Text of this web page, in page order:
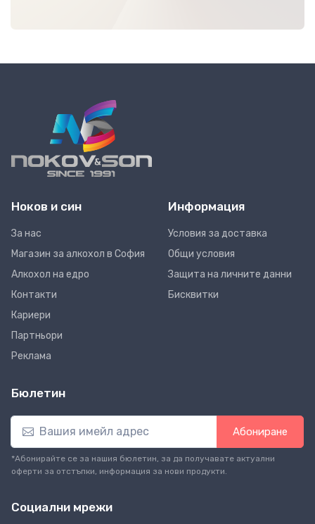
Ноков и син
За нас
Магазин за алкохол в София
Алкохол на едро
Контакти
Кариери
Партньори
Реклама
Информация
Условия за доставка
Общи условия
Защита на личните данни
Бисквитки
Бюлетин
Абониране
*Абонирайте се за нашия бюлетин, за да получавате актуални
оферти за отстъпки, информация за нови продукти.
Социални мрежи